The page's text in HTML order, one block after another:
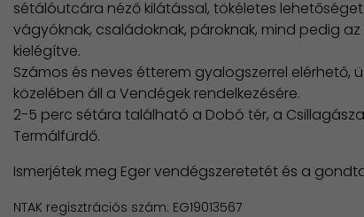
sétálóutcára néző kilátással, tökéletes
vágyóknak, családoknak, pároknak, mind pedig
kielégítve.
Számos és neves étterem gyalogszerrel elérhető,
közelében áll a Vendégek rendelkezésére.
2-5 perc sétára található a Dobó tér, a
Termálfürdő.
Ismerjétek meg Eger vendégszeretetét és a
NTAK regisztrációs szám: EG19013567